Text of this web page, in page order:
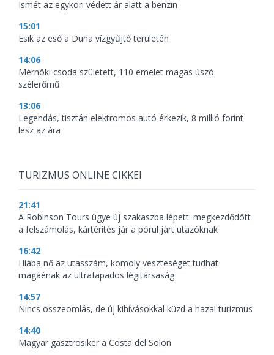
Ismét az egykori védett ár alatt a benzin
15:01
Esik az eső a Duna vízgyűjtő területén
14:06
Mérnöki csoda született, 110 emelet magas úszó
szélerőmű
13:06
Legendás, tisztán elektromos autó érkezik, 8 millió forint
lesz az ára
TURIZMUS ONLINE CIKKEI
21:41
A Robinson Tours ügye új szakaszba lépett: megkezdődött
a felszámolás, kártérítés jár a pórul járt utazóknak
16:42
Hiába nő az utasszám, komoly veszteséget tudhat
magáénak az ultrafapados légitársaság
14:57
Nincs összeomlás, de új kihívásokkal küzd a hazai turizmus
14:40
Magyar gasztrosiker a Costa del Solon